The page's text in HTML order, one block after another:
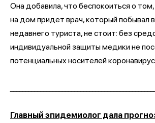
Она добавила, что беспокоиться о
на дом придет врач, который побывал
недавнего туриста, не стоит: без
индивидуальной защиты медики не
потенциальных носителей
Главный эпидемиолог дала